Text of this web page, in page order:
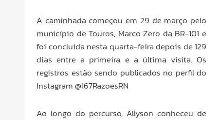
A caminhada começou em 29 de março pelo
município de Touros, Marco Zero da BR-101 e
foi concluída nesta quarta-feira depois de 129
dias entre a primeira e a última visita. Os
registros estão sendo publicados no perfil do
Instagram @167RazoesRN
Ao longo do percurso, Allyson conheceu de